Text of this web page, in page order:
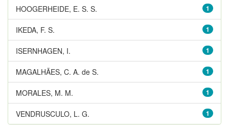
1
HOOGERHEIDE, E. S. S.
1
IKEDA, F. S.
1
ISERNHAGEN, I.
1
MAGALHÃES, C. A. de S.
1
MORALES, M. M.
1
VENDRUSCULO, L. G.